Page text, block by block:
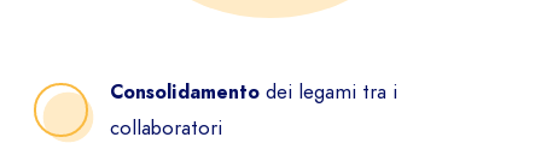
Consolidamento dei legami tra i
collaboratori